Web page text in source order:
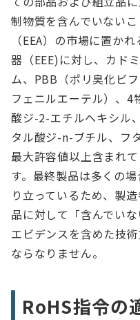
制物質を含んでいない
（EEA）の市場に置か
器（EEE)に対し、カド
ム、PBB（ポリ臭化ビ
フェニルエーテル）、4
酸ジ-2-エチルヘキシル
タル酸ジ-n-ブチル、フ
最大許容値以上含まれ
す。最終製品は多くの
り立っているため、製
品に対して「含んでい
エビデンスを含めた技
ならなりません。
RoHS指令の